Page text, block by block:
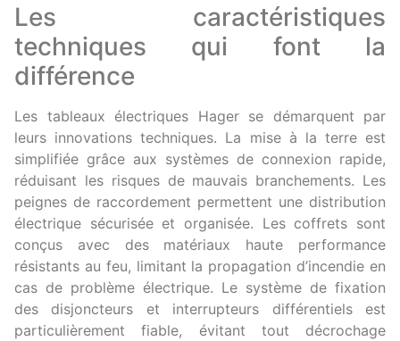
Les caractéristiques
techniques qui font la
différence
Les tableaux électriques Hager se démarquent par
leurs innovations techniques. La mise à la terre est
simplifiée grâce aux systèmes de connexion rapide,
réduisant les risques de mauvais branchements. Les
peignes de raccordement permettent une distribution
électrique sécurisée et organisée. Les coffrets sont
conçus avec des matériaux haute performance
résistants au feu, limitant la propagation d’incendie en
cas de problème électrique. Le système de fixation
des disjoncteurs et interrupteurs différentiels est
particulièrement fiable, évitant tout décrochage